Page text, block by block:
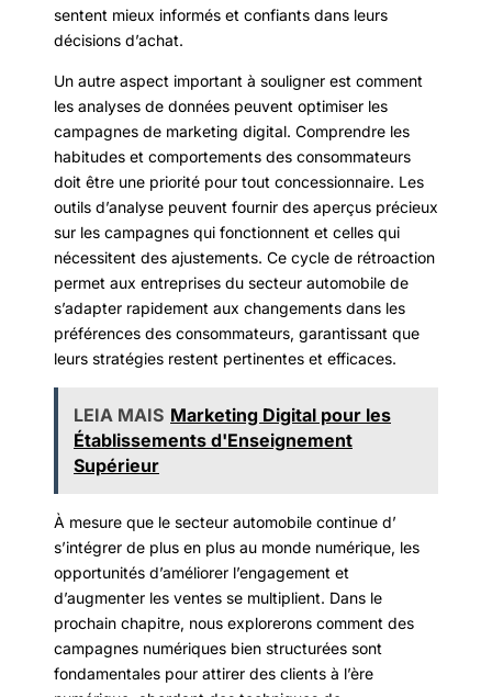
sentent mieux informés et confiants dans leurs
décisions d’achat.
Un autre aspect important à souligner est comment
les analyses de données peuvent optimiser les
campagnes de marketing digital. Comprendre les
habitudes et comportements des consommateurs
doit être une priorité pour tout concessionnaire. Les
outils d’analyse peuvent fournir des aperçus précieux
sur les campagnes qui fonctionnent et celles qui
nécessitent des ajustements. Ce cycle de rétroaction
permet aux entreprises du secteur automobile de
s’adapter rapidement aux changements dans les
préférences des consommateurs, garantissant que
leurs stratégies restent pertinentes et efficaces.
LEIA MAIS Marketing Digital pour les
Établissements d'Enseignement
Supérieur
À mesure que le secteur automobile continue d’
s’intégrer de plus en plus au monde numérique, les
opportunités d’améliorer l’engagement et
d’augmenter les ventes se multiplient. Dans le
prochain chapitre, nous explorerons comment des
campagnes numériques bien structurées sont
fondamentales pour attirer des clients à l’ère